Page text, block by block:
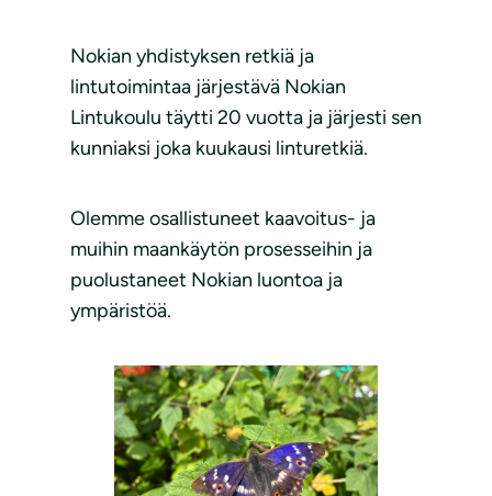
Nokian yhdistyksen retkiä ja
lintutoimintaa järjestävä Nokian
Lintukoulu täytti 20 vuotta ja järjesti sen
kunniaksi joka kuukausi linturetkiä.
Olemme osallistuneet kaavoitus- ja
muihin maankäytön prosesseihin ja
puolustaneet Nokian luontoa ja
ympäristöä.